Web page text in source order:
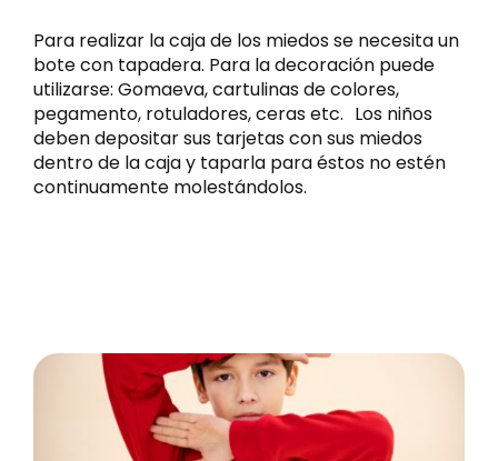
Para realizar la caja de los miedos se necesita un
bote con tapadera. Para la decoración puede
utilizarse: Gomaeva, cartulinas de colores,
pegamento, rotuladores, ceras etc. Los niños
deben depositar sus tarjetas con sus miedos
dentro de la caja y taparla para éstos no estén
continuamente molestándolos.